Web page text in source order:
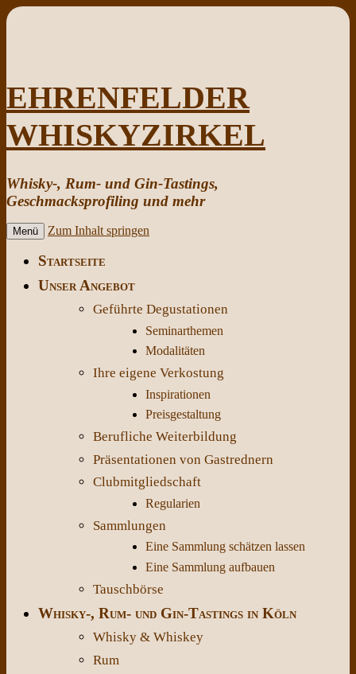
EHRENFELDER
WHISKYZIRKEL
Whisky-, Rum- und Gin-Tastings,
Geschmacksprofiling und mehr
Menü Zum Inhalt springen
Startseite
Unser Angebot
Geführte Degustationen
Seminarthemen
Modalitäten
Ihre eigene Verkostung
Inspirationen
Preisgestaltung
Berufliche Weiterbildung
Präsentationen von Gastrednern
Clubmitgliedschaft
Regularien
Sammlungen
Eine Sammlung schätzen lassen
Eine Sammlung aufbauen
Tauschbörse
Whisky-, Rum- und Gin-Tastings in Köln
Whisky & Whiskey
Rum